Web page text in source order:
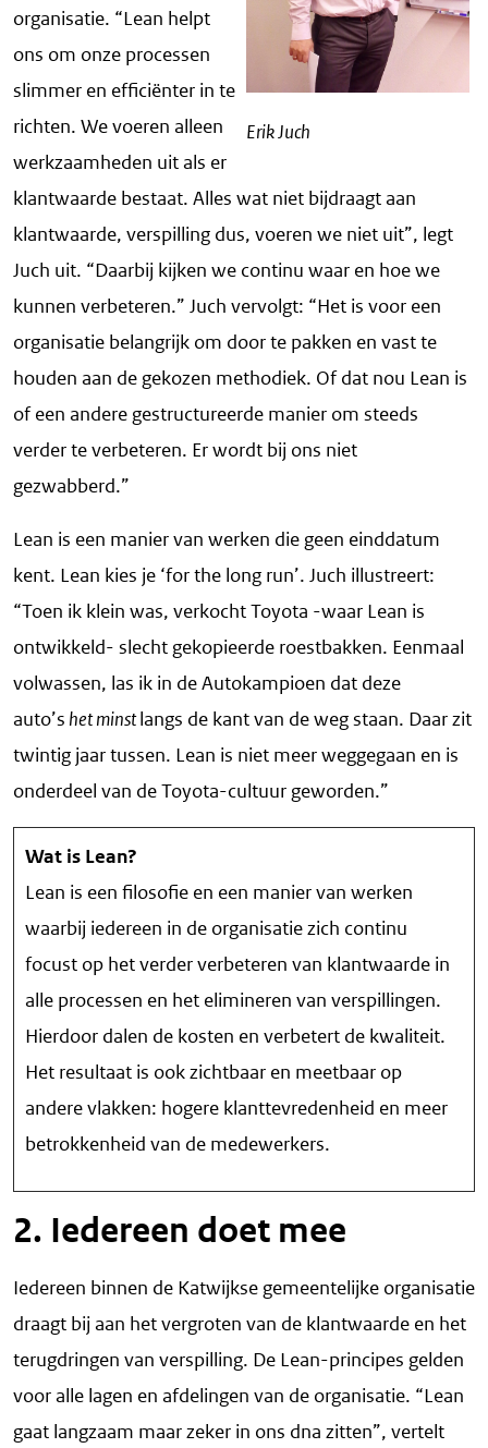
Erik Juch
organisatie. “Lean helpt
ons om onze processen
slimmer en efficiënter in te
richten. We voeren alleen
werkzaamheden uit als er
klantwaarde bestaat. Alles wat niet bijdraagt aan
klantwaarde, verspilling dus, voeren we niet uit”, legt
Juch uit. “Daarbij kijken we continu waar en hoe we
kunnen verbeteren.” Juch vervolgt: “Het is voor een
organisatie belangrijk om door te pakken en vast te
houden aan de gekozen methodiek. Of dat nou Lean is
of een andere gestructureerde manier om steeds
verder te verbeteren. Er wordt bij ons niet
gezwabberd.”
Lean is een manier van werken die geen einddatum
kent. Lean kies je ‘for the long run’. Juch illustreert:
“Toen ik klein was, verkocht Toyota -waar Lean is
ontwikkeld- slecht gekopieerde roestbakken. Eenmaal
volwassen, las ik in de Autokampioen dat deze
auto’s het minstlangs de kant van de weg staan. Daar zit
twintig jaar tussen. Lean is niet meer weggegaan en is
onderdeel van de Toyota-cultuur geworden.”
Wat is Lean?
Lean is een filosofie en een manier van werken
waarbij iedereen in de organisatie zich continu
focust op het verder verbeteren van klantwaarde in
alle processen en het elimineren van verspillingen.
Hierdoor dalen de kosten en verbetert de kwaliteit.
Het resultaat is ook zichtbaar en meetbaar op
andere vlakken: hogere klanttevredenheid en meer
betrokkenheid van de medewerkers.
2. Iedereen doet mee
Iedereen binnen de Katwijkse gemeentelijke organisatie
draagt bij aan het vergroten van de klantwaarde en het
terugdringen van verspilling. De Lean-principes gelden
voor alle lagen en afdelingen van de organisatie. “Lean
gaat langzaam maar zeker in ons dna zitten”, vertelt